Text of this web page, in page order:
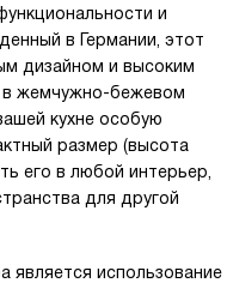
и
в Германии, этот
дизайном и высоким
в жемчужно-бежевом
кухне особую
размер (высота
его в любой интерьер,
для другой
является использование